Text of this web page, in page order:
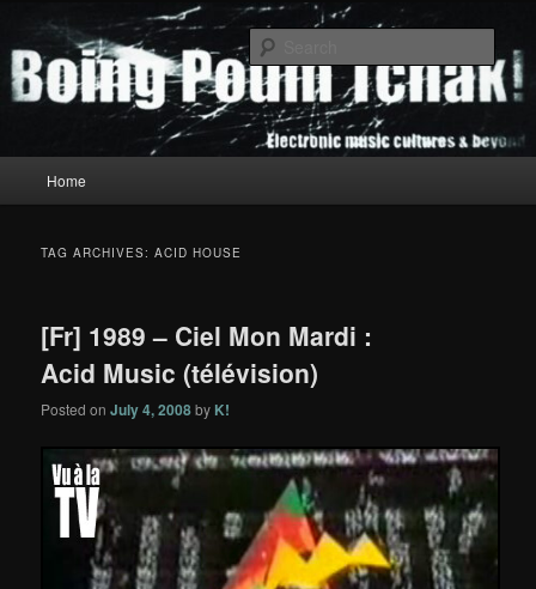
primary
content
secondary
contentBoing Poum Tchak!
Home
TAG ARCHIVES:ACID HOUSE
[Fr] 1989 – Ciel Mon Mardi :
Acid Music (télévision)
Posted onJuly 4, 2008by K!